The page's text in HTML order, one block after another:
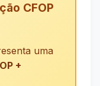
CFOP
uma
+